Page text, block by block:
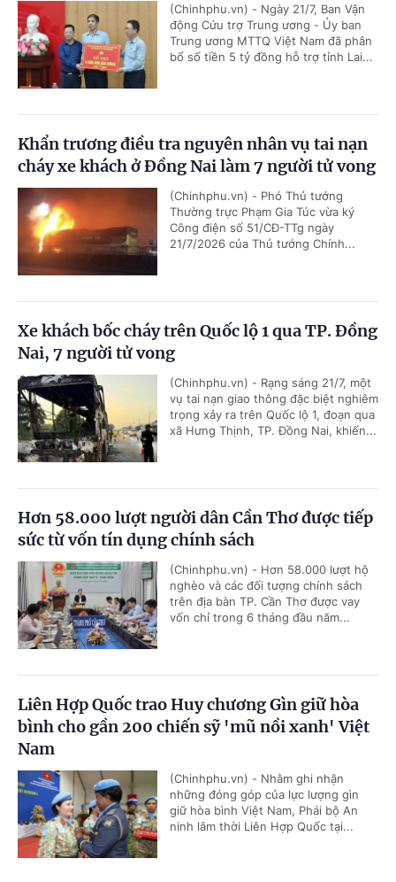
(Chinhphu.vn) - Ngày 21/7, Ban Vận
động Cứu trợ Trung ương - Ủy ban
Trung ương MTTQ Việt Nam đã phân
bổ số tiền 5 tỷ đồng hỗ trợ tỉnh Lai...
Khẩn trương điều tra nguyên nhân vụ tai nạn
cháy xe khách ở Đồng Nai làm 7 người tử vong
(Chinhphu.vn) - Phó Thủ tướng
Thường trực Phạm Gia Túc vừa ký
Công điện số 51/CĐ-TTg ngày
21/7/2026 của Thủ tướng Chính...
Xe khách bốc cháy trên Quốc lộ 1 qua TP. Đồng
Nai, 7 người tử vong
(Chinhphu.vn) - Rạng sáng 21/7, một
vụ tai nạn giao thông đặc biệt nghiêm
trọng xảy ra trên Quốc lộ 1, đoạn qua
xã Hưng Thịnh, TP. Đồng Nai, khiến...
Hơn 58.000 lượt người dân Cần Thơ được tiếp
sức từ vốn tín dụng chính sách
(Chinhphu.vn) - Hơn 58.000 lượt hộ
nghèo và các đối tượng chính sách
trên địa bàn TP. Cần Thơ được vay
vốn chỉ trong 6 tháng đầu năm...
Liên Hợp Quốc trao Huy chương Gìn giữ hòa
bình cho gần 200 chiến sỹ 'mũ nồi xanh' Việt
Nam
(Chinhphu.vn) - Nhằm ghi nhận
những đóng góp của lực lượng gìn
giữ hòa bình Việt Nam, Phái bộ An
ninh lâm thời Liên Hợp Quốc tại...